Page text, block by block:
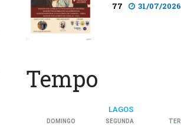
77 31/07/2026
Tempo